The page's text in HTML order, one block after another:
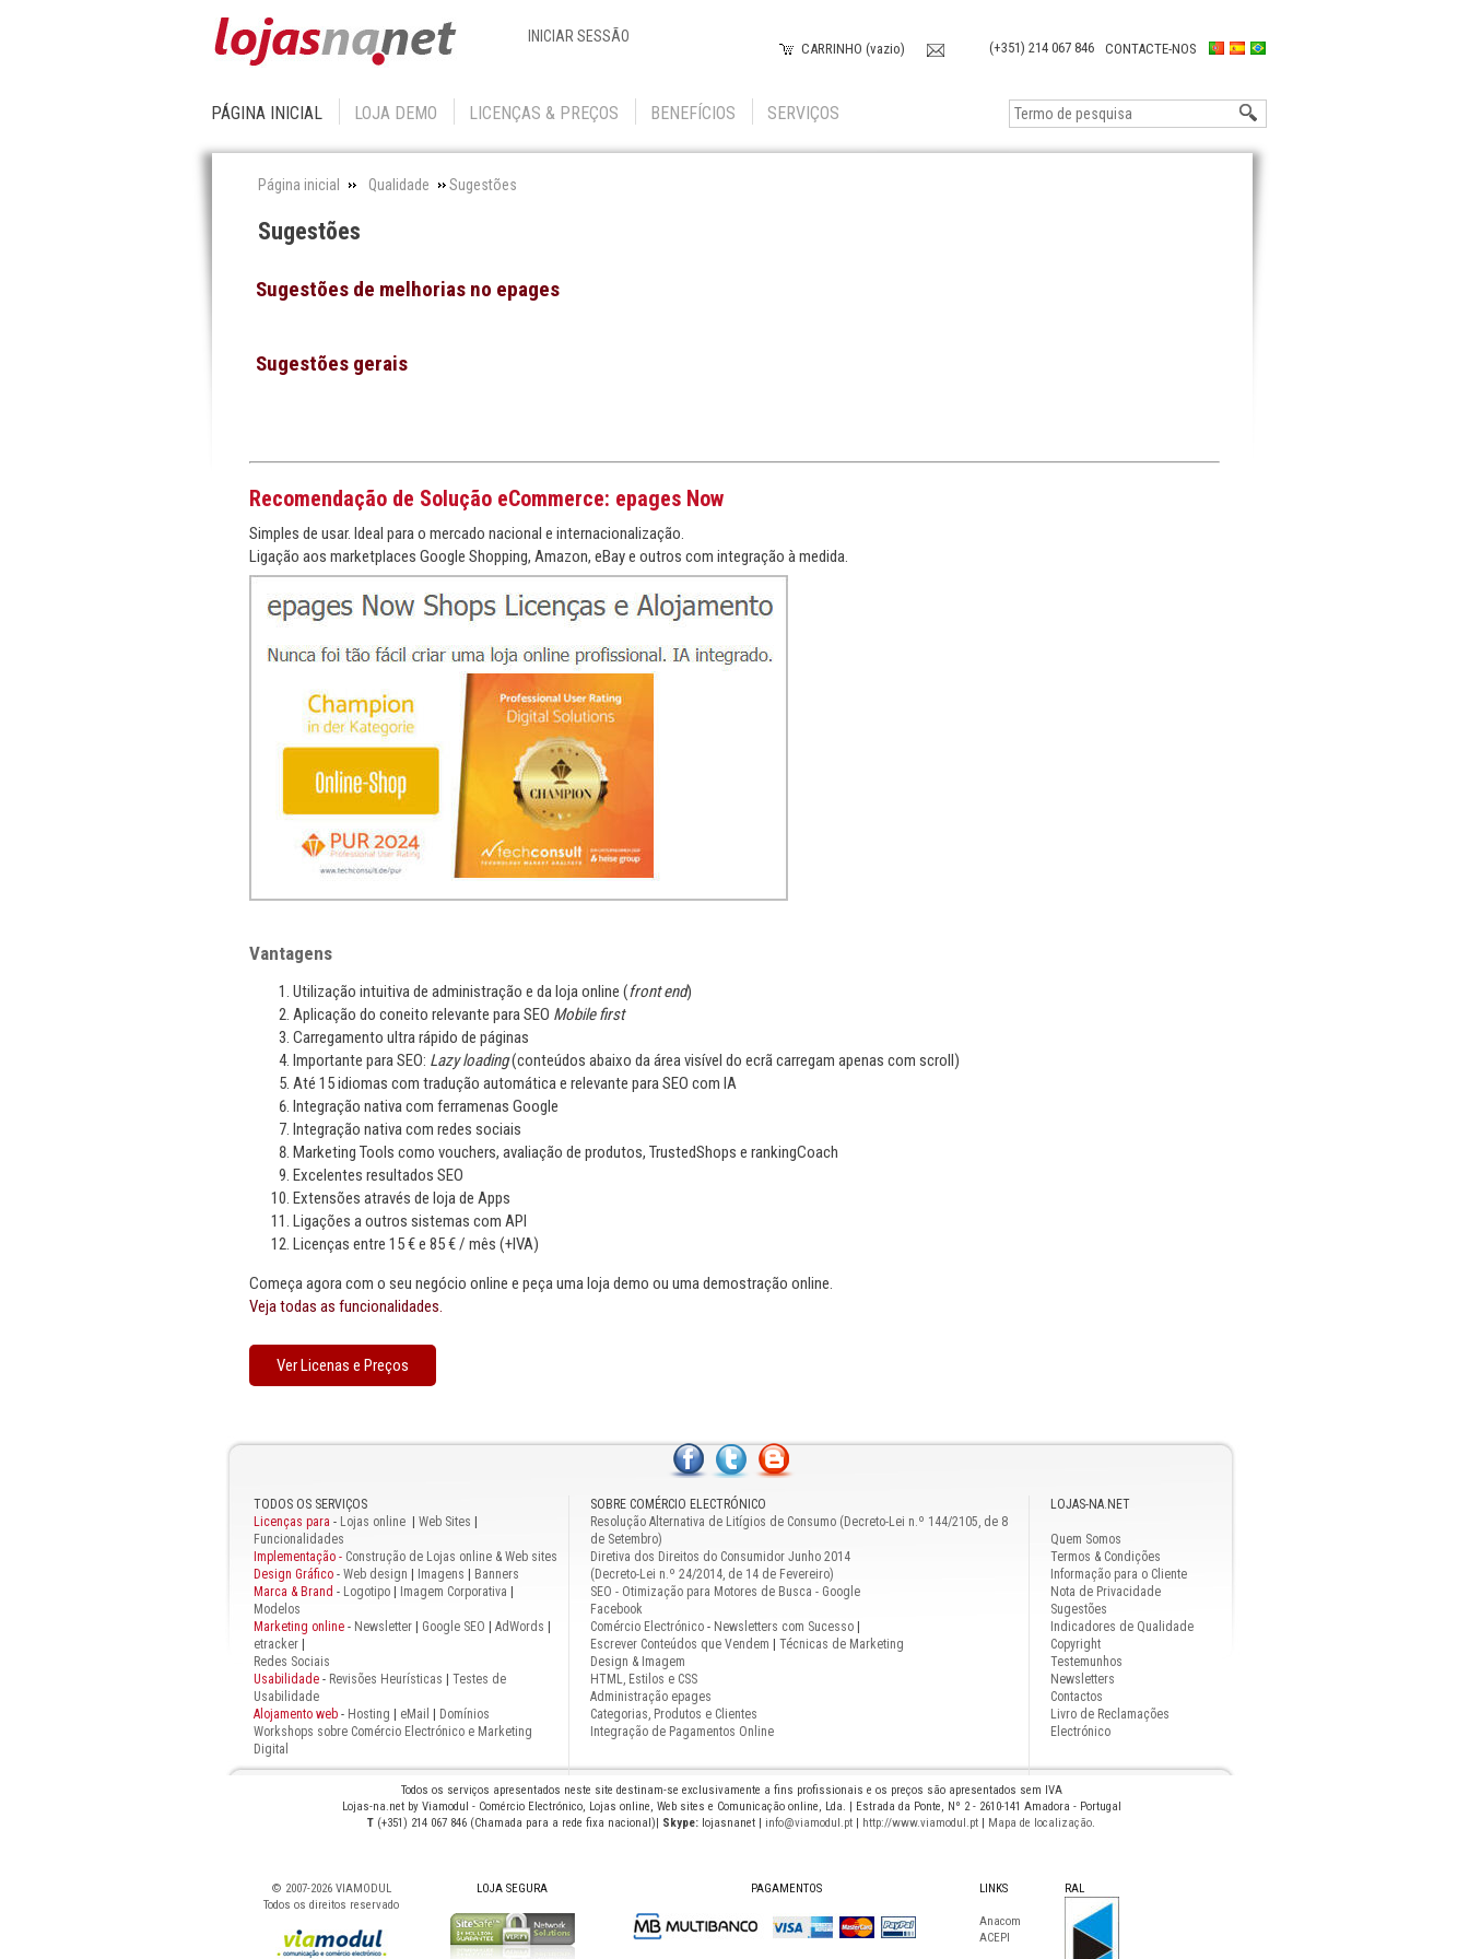
INICIAR SESSÃO
CARRINHO (vazio) (+351) 214 067 846 CONTACTE-NOS
PÁGINA INICIAL LOJA DEMO LICENÇAS & PREÇOS BENEFÍCIOS SERVIÇOS
Página inicial Qualidade Sugestões
Sugestões
Sugestões de melhorias no epages
Sugestões gerais
Recomendação de Solução eCommerce: epages Now
Simples de usar. Ideal para o mercado nacional e internacionalização.
Ligação aos marketplaces Google Shopping, Amazon, eBay e outros com integração à medida.
Vantagens
Utilização intuitiva de administração e da loja online (front end)
Aplicação do coneito relevante para SEO Mobile first
Carregamento ultra rápido de páginas
Importante para SEO: Lazy loading(conteúdos abaixo da área visível do ecrã carregam apenas com scroll)
Até 15 idiomas com tradução automática e relevante para SEO com IA
Integração nativa com ferramenas Google
Integração nativa com redes sociais
Marketing Tools como vouchers, avaliação de produtos, TrustedShops e rankingCoach
Excelentes resultados SEO
Extensões através de loja de Apps
Ligações a outros sistemas com API
Licenças entre 15 € e 85 € / mês (+IVA)
Começa agora com o seu negócio online e peça uma loja demo ou uma demostração online.
Veja todas as funcionalidades.
Ver Licenas e Preços
TODOS OS SERVIÇOS
Licenças para - Lojas online Web Sites
Funcionalidades
Implementação - Construção de Lojas online & Web sites
Design Gráfico - Web design Imagens
Banners
Marca & Brand - Logotipo Imagem Corporativa
Modelos
Marketing online - Newsletter Google SEO AdWords
etracker
Redes Sociais
Usabilidade - Revisões Heurísticas
Testes de
Usabilidade
Alojamento web - Hosting eMail
Domínios
Workshops sobre Comércio Electrónico e Marketing
Digital
SOBRE COMÉRCIO ELECTRÓNICO
Resolução Alternativa de Litígios de Consumo (Decreto-Lei n.º 144/2105, de 8
de Setembro)
Diretiva dos Direitos do Consumidor Junho 2014
(Decreto-Lei n.º 24/2014, de 14 de Fevereiro)
SEO - Otimização para Motores de Busca - Google
Facebook
Comércio Electrónico - Newsletters com Sucesso
Escrever Conteúdos que Vendem
Técnicas de Marketing
Design & Imagem
HTML, Estilos e CSS
Administração epages
Categorias, Produtos e Clientes
Integração de Pagamentos Online
LOJAS-NA.NET
Quem Somos
Termos & Condições
Informação para o Cliente
Nota de Privacidade
Sugestões
Indicadores de Qualidade
Copyright
Testemunhos
Newsletters
Contactos
Livro de Reclamações
Electrónico
Todos os serviços apresentados neste site destinam-se exclusivamente a fins profissionais e os preços são apresentados sem IVA
Lojas-na.net by Viamodul - Comércio Electrónico, Lojas online, Web sites e Comunicação online, Lda. | Estrada da Ponte, Nº 2 - 2610-141 Amadora - Portugal
T (+351) 214 067 846 (Chamada para a rede fixa nacional)| Skype: lojasnanet | info@viamodul.pt http://www.viamodul.pt Mapa de localização.
© 2007-2026 VIAMODUL
Todos os direitos reservado
LOJA SEGURA PAGAMENTOS LINKS
Anacom
ACEPI
RAL